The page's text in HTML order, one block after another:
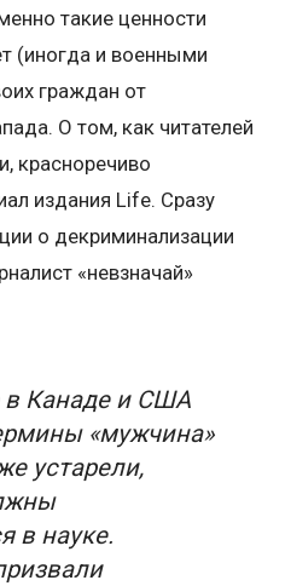
такие ценности
(иногда и военными
граждан от
О том, как читателей
красноречиво
издания Life. Сразу
о декриминализации
«невзначай»
в Канаде и США
«мужчина»
устарели,
в науке.